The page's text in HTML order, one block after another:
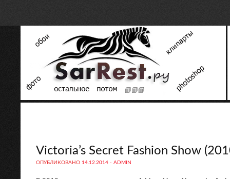
Victoria’s Secret Fashion Show
ОПУБЛИКОВАНО 14.12.2014 - ADMIN